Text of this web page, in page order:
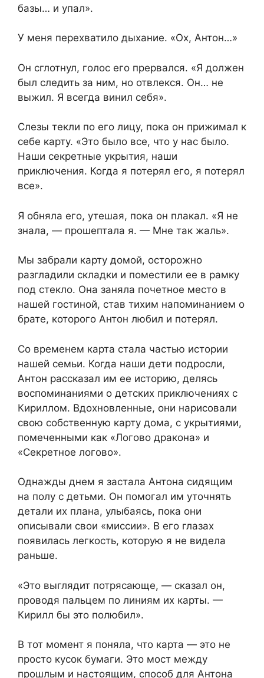
базы… и упал».
У меня перехватило дыхание. «Ох, Антон…»
Он сглотнул, голос его прервался. «Я должен
был следить за ним, но отвлекся. Он… не
выжил. Я всегда винил себя».
Слезы текли по его лицу, пока он прижимал к
себе карту. «Это было все, что у нас было.
Наши секретные укрытия, наши
приключения. Когда я потерял его, я потерял
все».
Я обняла его, утешая, пока он плакал. «Я не
знала, — прошептала я. — Мне так жаль».
Мы забрали карту домой, осторожно
разгладили складки и поместили ее в рамку
под стекло. Она заняла почетное место в
нашей гостиной, став тихим напоминанием о
брате, которого Антон любил и потерял.
Со временем карта стала частью истории
нашей семьи. Когда наши дети подросли,
Антон рассказал им ее историю, делясь
воспоминаниями о детских приключениях с
Кириллом. Вдохновленные, они нарисовали
свою собственную карту дома, с укрытиями,
помеченными как «Логово дракона» и
«Секретное логово».
Однажды днем я застала Антона сидящим
на полу с детьми. Он помогал им уточнять
детали их плана, улыбаясь, пока они
описывали свои «миссии». В его глазах
появилась легкость, которую я не видела
раньше.
«Это выглядит потрясающе, — сказал он,
проводя пальцем по линиям их карты. —
Кирилл бы это полюбил».
В тот момент я поняла, что карта — это не
просто кусок бумаги. Это мост между
прошлым и настоящим, способ для Антона